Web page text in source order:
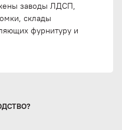
заводы ЛДСП,
склады
фурнитуру и